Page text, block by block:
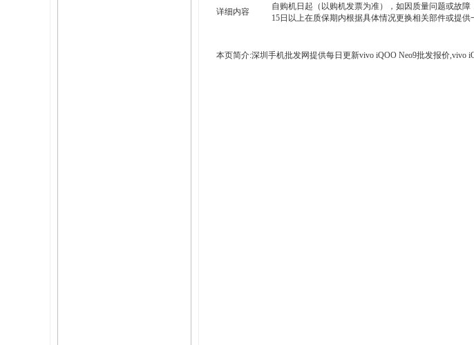
详细内容
自购机日起（以购机发票为准），如因质量问题或故
15日以上在质保期内根据具体情况更换相关部件或提
本页简介:深圳手机批发网提供每日更新vivo iQOO Neo9批发报价,vivo